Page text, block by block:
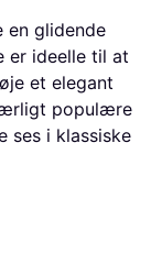
en glidende
er ideelle til at
et elegant
populære
ses i klassiske